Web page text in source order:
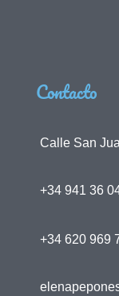
Contacto
Calle San
+34 941 36
+34 620 969